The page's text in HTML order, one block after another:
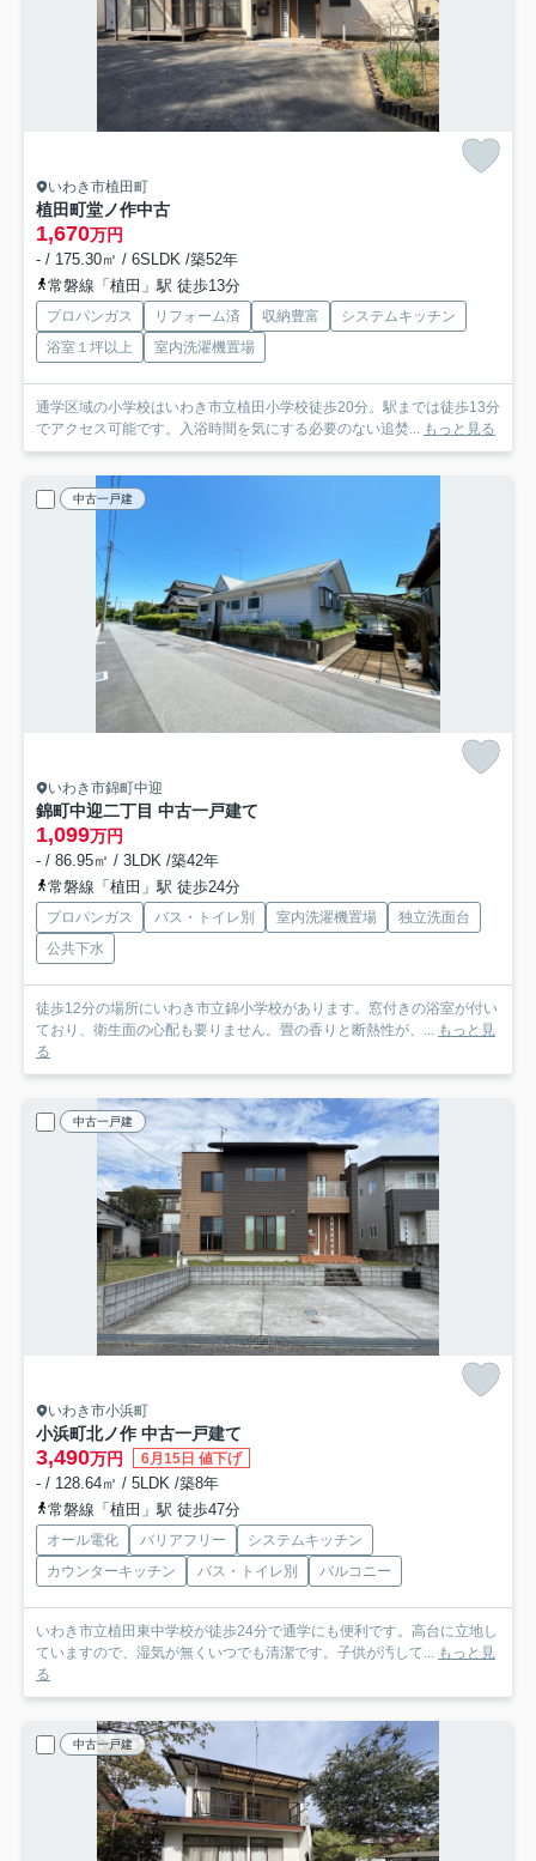
いわき市植田町
植田町堂ノ作中古
1,670万円
- / 175.30㎡ / 6SLDK /築52年
常磐線「植田」駅 徒歩13分
プロパンガス リフォーム済 収納豊富
システムキッチン
浴室１坪以上
室内洗濯機置場
通学区域の小学校はいわき市立植田小学校徒歩20分。駅までは徒歩13分
でアクセス可能です。入浴時間を気にする必要のない追焚...
もっと見る
中古一戸建
いわき市錦町中迎
錦町中迎二丁目 中古一戸建て
1,099万円
- / 86.95㎡ / 3LDK /築42年
常磐線「植田」駅 徒歩24分
プロパンガス バス・トイレ別 室内洗濯機置場
独立洗面台
公共下水
徒歩12分の場所にいわき市立錦小学校があります。窓付きの浴室が付い
ており、衛生面の心配も要りません。畳の香りと断熱性が、...
もっと見
る
中古一戸建
いわき市小浜町
小浜町北ノ作 中古一戸建て
3,490万円 6月15日 値下げ
- / 128.64㎡ / 5LDK /築8年
常磐線「植田」駅 徒歩47分
オール電化 バリアフリー
システムキッチン
カウンターキッチン
バス・トイレ別 バルコニー
いわき市立植田東中学校が徒歩24分で通学にも便利です。高台に立地し
ていますので、湿気が無くいつでも清潔です。子供が汚して...
もっと見
る
中古一戸建